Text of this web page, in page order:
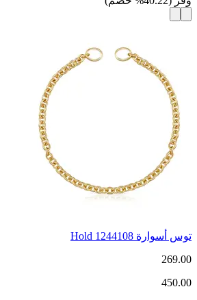
توس أسوارة Hold 1244108
269.00
450.00